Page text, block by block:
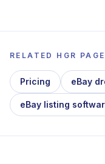
RELATED HGR
Pricing eBay
eBay listing